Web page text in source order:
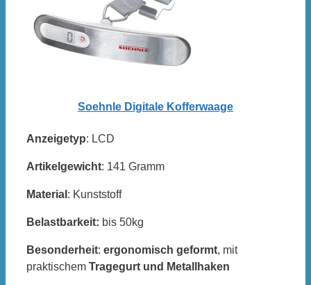
Soehnle Digitale Kofferwaage
Anzeigetyp: LCD
Artikelgewicht: 141 Gramm
Material : Kunststoff
Belastbarkeit: bis 50kg
Besonderheit: ergonomisch geformt, mit
praktischem Tragegurt und Metallhaken